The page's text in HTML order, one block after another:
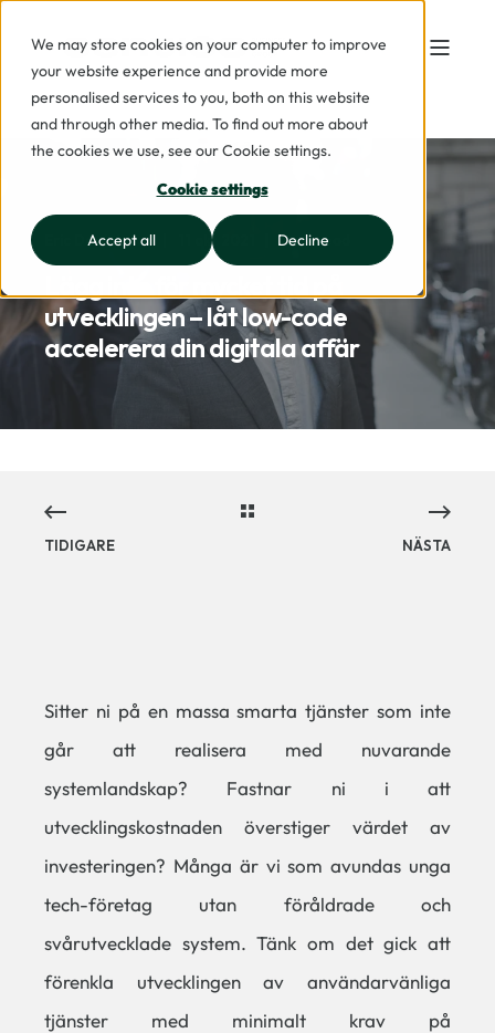
We may store cookies on your computer to improve
your website experience and provide more
personalised services to you, both on this website
and through other media. To find out more about
the cookies we use, see our Cookie settings.
Cookie settings
Accept all Decline
Eric Danielsson 11 okt 2021 2 min read
utvecklingen – låt low-code
accelerera din digitala affär
TIDIGARE NÄSTA
Sitter ni på en massa smarta tjänster som inte
går att realisera med nuvarande
systemlandskap? Fastnar ni i att
utvecklingskostnaden överstiger värdet av
investeringen? Många är vi som avundas unga
tech-företag utan föråldrade och
svårutvecklade system. Tänk om det gick att
förenkla utvecklingen av användarvänliga
tjänster med minimalt krav på